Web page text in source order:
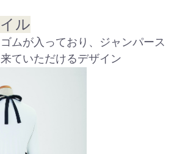
ル
ムが入っており、ジャンパース
ていただけるデザイン